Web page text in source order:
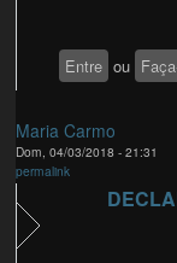
Entre ou
Maria Carmo
Dom, 04/03/2018 - 21:31
permalink